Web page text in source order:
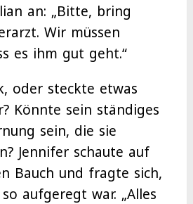
an: „Bitte, bring
Wir müssen
es ihm gut geht.“
oder steckte etwas
Könnte sein ständiges
sein, die sie
Jennifer schaute auf
Bauch und fragte sich,
aufgeregt war. „Alles